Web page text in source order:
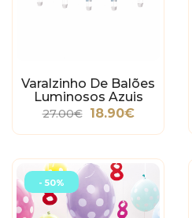
Varalzinho De Balões
Luminosos Azuis
27.00€ 18.90€
- 50%